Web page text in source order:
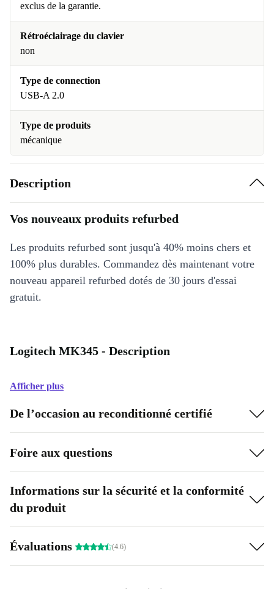
exclus de la garantie.
Rétroéclairage du clavier
non
Type de connection
USB-A 2.0
Type de produits
mécanique
Description
Vos nouveaux produits refurbed
Les produits refurbed sont jusqu'à 40% moins chers et
100% plus durables. Commandez dès maintenant votre
nouveau appareil refurbed dotés de 30 jours d'essai
gratuit.
Logitech MK345 - Description
Afficher plus
De l’occasion au reconditionné certifié
Foire aux questions
Informations sur la sécurité et la conformité
du produit
Évaluations (4.6)